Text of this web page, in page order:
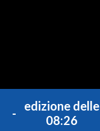
-
edizione delle
08:26